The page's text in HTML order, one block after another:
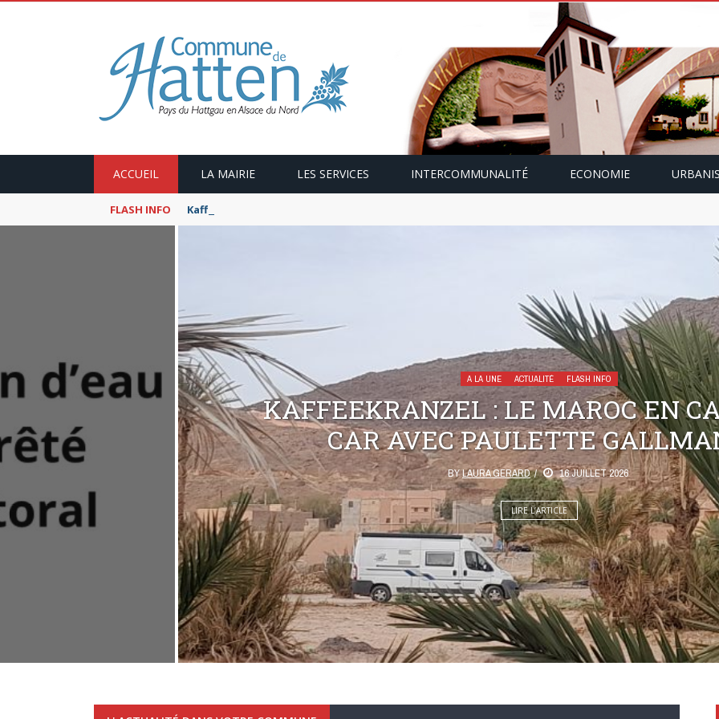
ACCUEIL LA MAIRIE LES SERVICES INTERCOMMUNALITÉ ECONOMIE
FLASH INFO Kaffeekranzel : Le Maroc en camping-car avec Paulette Gallmann
A LA UNE ACTUALITÉ FLASH INFO
KAFFEEKRANZEL : LE MAROC EN
CAR AVEC PAULETTE
BYLAURA GERARD 16 JUILLET 2026
LIRE L’ARTICLE